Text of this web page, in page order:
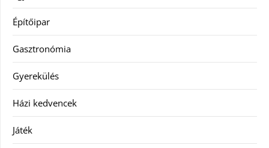
Építőipar
Gasztronómia
Gyerekülés
Házi kedvencek
Játék